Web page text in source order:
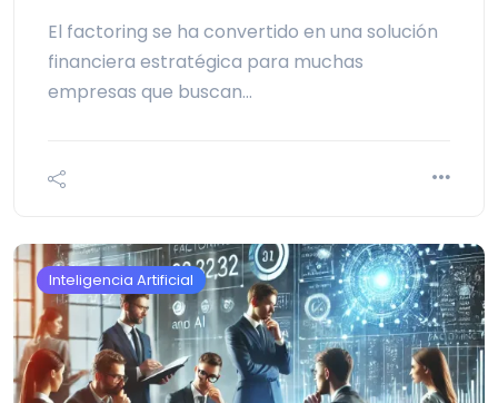
El factoring se ha convertido en una solución
financiera estratégica para muchas
empresas que buscan…
Inteligencia Artificial